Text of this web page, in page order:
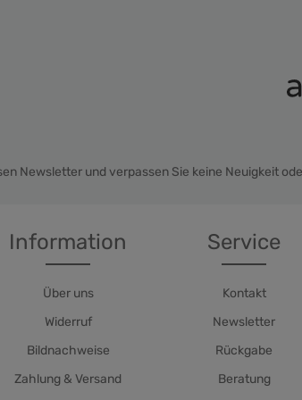
Newsletter und verpassen Sie keine Neuigkeit
Information
Über uns
Widerruf
Bildnachweise
Zahlung & Versand
Service
Kontakt
Newsletter
Rückgabe
Beratung